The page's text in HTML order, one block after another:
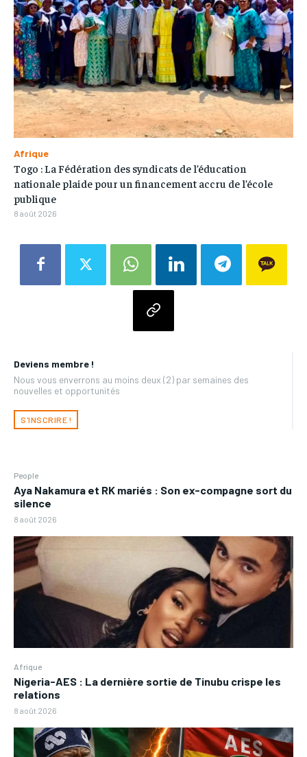
Deviens membre !
Nous vous enverrons au moins deux (2) par semaines des
nouvelles et opportunités
S'INSCRIRE !
People
Aya Nakamura et RK mariés : Son ex-compagne sort du
silence
8 août 2026
Afrique
Nigeria-AES : La dernière sortie de Tinubu crispe les
relations
8 août 2026
Afrique
Togo : La Fédération des syndicats de l’éducation
nationale plaide pour un financement accru de l’école
publique
8 août 2026